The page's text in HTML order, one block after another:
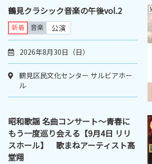
鶴見クラシック音楽の午後vol.2
新着 音楽 公演
2026年8月30日（日）
鶴見区民文化センター サルビアホー
ル
昭和歌謡 名曲コンサート～青春に
もう一度巡り会える【9月4日 リリ
スホール】 歌まねアーティスト高
堂翔